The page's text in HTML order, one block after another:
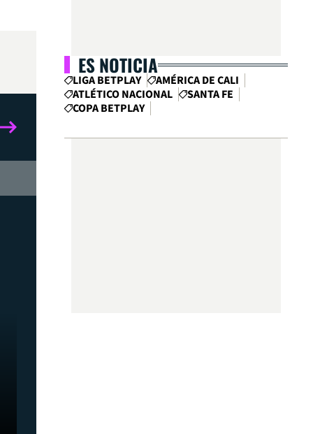
ES NOTICIA
LIGA BETPLAY
AMÉRICA DE CALI
ATLÉTICO NACIONAL
SANTA FE
COPA BETPLAY